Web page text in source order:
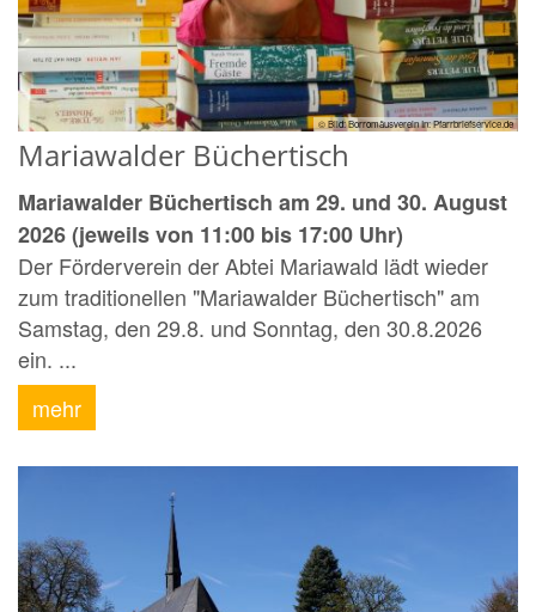
© Bild: Borromäusverein In: Pfarrbriefservice.de
Mariawalder Büchertisch
Mariawalder Büchertisch am 29. und 30. August
2026 (jeweils von 11:00 bis 17:00 Uhr)
Der Förderverein der Abtei Mariawald lädt wieder
zum traditionellen "Mariawalder Büchertisch" am
Samstag, den 29.8. und Sonntag, den 30.8.2026
ein. ...
mehr